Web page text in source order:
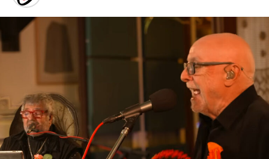
La orquesta, dedicada al rescate de patrimonio musical
perdido, reúne en este álbum una selección de tangos,
milongas, melodías camperas, vidalitas y valses
compuestos por contemporáneos del maestro boquense
en su homenaje.
El repertorio culmina con la milonga-candombe “Bien
Argentinos”, que evoca la escena final de la vida del
maestro boquense.